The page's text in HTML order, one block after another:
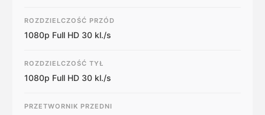
ROZDZIELCZOŚĆ PRZÓD
1080p Full HD 30 kl./s
ROZDZIELCZOŚĆ TYŁ
1080p Full HD 30 kl./s
PRZETWORNIK PRZEDNI